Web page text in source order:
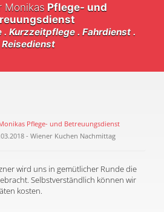
Monikas Pflege- und
Kurzzeitpflege . Fahrdienst .
Reisedienst
Pflege- und Betreuungsdienst
- Wiener Kuchen Nachmittag
wird uns in gemütlicher Runde die
Selbstverständlich können wir
kosten.